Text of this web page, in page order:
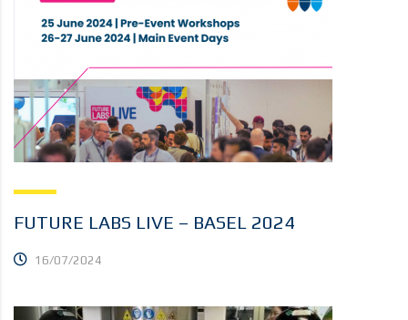
FUTURE LABS LIVE – BASEL 2024
16/07/2024